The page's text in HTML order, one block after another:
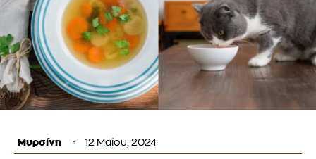
Μυρσίνη 12 Μαΐου, 2024